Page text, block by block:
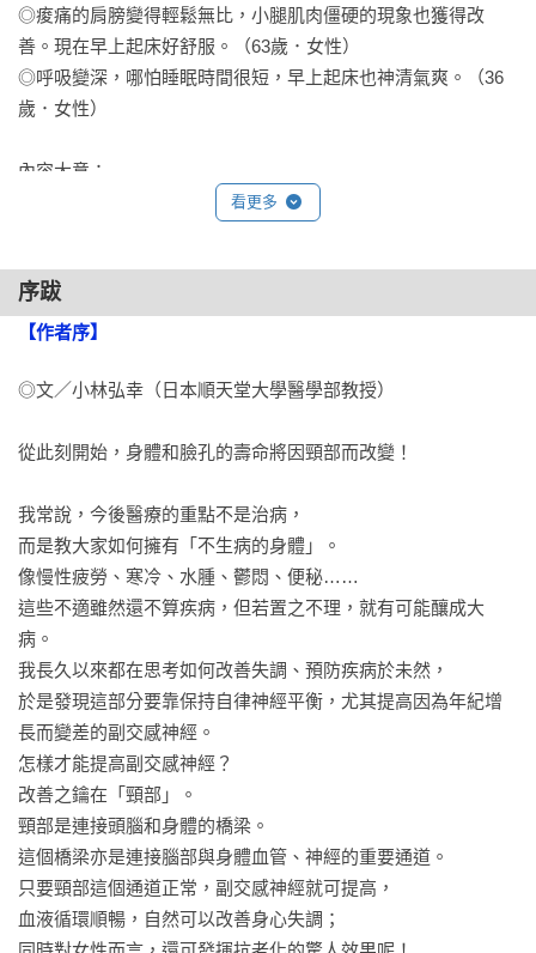
◎痠痛的肩膀變得輕鬆無比，小腿肌肉僵硬的現象也獲得改
善。現在早上起床好舒服。（63歲．女性）
◎呼吸變深，哪怕睡眠時間很短，早上起床也神清氣爽。（36
歲．女性）
內容大意：
忙碌、壓力大的生活節奏，使許多人深受慢性疲勞所苦，而疲
再生的副交感神經過於低迷，無法有效放鬆和修復身體。因
此，消除疲勞的關鍵就在於提高副交感神經！而頸部則是副交
本東海大學共同研發的高科技頸帶，特殊PHT材質含有奈米鉑
神經，促進血液循環、幫助放鬆肌肉，讓你一覺到天亮，醒來
本書特色：
★日本狂銷超過150萬冊，獨家海外授權！
★隨書附贈日本進口神奇頸帶，特殊PHT高科技材質榮獲 ISPO
金獎！
★神奇頸帶輕巧好攜帶，隨時隨地「只要戴著」就能幫助放
鬆！經得起摩擦和汗水，水洗過後依然效果持久！
★不只頸部，全身都能使用！書中完整收錄所有使用方法！
★日本針灸名醫福辻銳記，為忙碌的現代人量身打造6個「趁熟
睡時消除疲勞」提案、3個「立即放鬆身體」動作，以及7種
「活絡副交感神經」體操，搭配神奇頸帶，讓您輕鬆消除疲
勞，活力滿滿！
看更多
序跋
【作者序】
◎文／小林弘幸（日本順天堂大學醫學部教授）
從此刻開始，身體和臉孔的壽命將因頸部而改變！
我常說，今後醫療的重點不是治病，
而是教大家如何擁有「不生病的身體」。
像慢性疲勞、寒冷、水腫、鬱悶、便秘……
這些不適雖然還不算疾病，但若置之不理，就有可能釀成大
病。
我長久以來都在思考如何改善失調、預防疾病於未然，
於是發現這部分要靠保持自律神經平衡，尤其提高因為年紀增
長而變差的副交感神經。
怎樣才能提高副交感神經？
改善之鑰在「頸部」。
頸部是連接頭腦和身體的橋梁。
這個橋梁亦是連接腦部與身體血管、神經的重要通道。
只要頸部這個通道正常，副交感神經就可提高，
血液循環順暢，自然可以改善身心失調；